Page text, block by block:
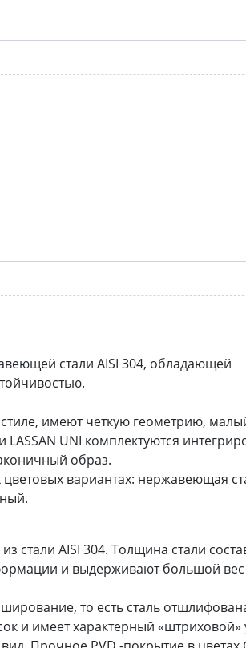
стали AISI 304, обладающей
имеют четкую геометрию,
UNI комплектуются
образ.
вариантах: нержавеющая
AISI 304. Толщина стали
и выдерживают большой
то есть сталь
и имеет характерный «штриховой»